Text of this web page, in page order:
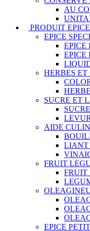
AU
PRODUIT
EPICE
EPICE
EPICE
HERBES
SUCRE ET
SUCRE
AIDE
LIANT
FRUIT
FRUIT
EPICE